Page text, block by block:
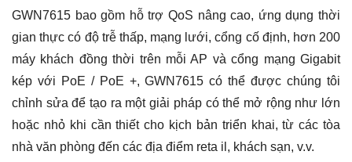
số
lượng
GWN7615 bao gồm hỗ trợ QoS nâng cao, ứng dụng thời
gian thực có độ trễ thấp, mạng lưới, cổng cố định, hơn 200
máy khách đồng thời trên mỗi AP và cổng mạng Gigabit
kép với PoE / PoE +, GWN7615 có thể được chúng tôi
chỉnh sửa để tạo ra một giải pháp có thể mở rộng như lớn
hoặc nhỏ khi cần thiết cho kịch bản triển khai, từ các tòa
nhà văn phòng đến các địa điểm reta il, khách sạn, v.v.